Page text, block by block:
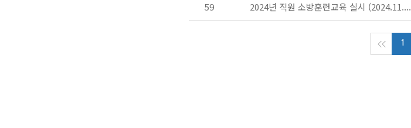
59 2024년 직원 소방훈련교육 실시 (2024.11....
1